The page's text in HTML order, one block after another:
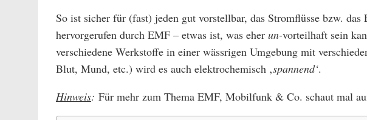
So ist sicher für (fast) jeden gut vorstellbar, das Stromflüsse bzw.
hervorgerufen durch EMF – etwas ist, was eher un-vorteilhaft sein
verschiedene Werkstoffe in einer wässrigen Umgebung mit
Blut, Mund, etc.) wird es auch elektrochemisch ‚spannend‘.
Hinweis: Für mehr zum Thema EMF, Mobilfunk & Co. schaut mal